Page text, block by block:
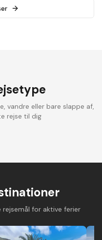
vandre eller bare slappe af,
rejse til dig
for aktive ferier